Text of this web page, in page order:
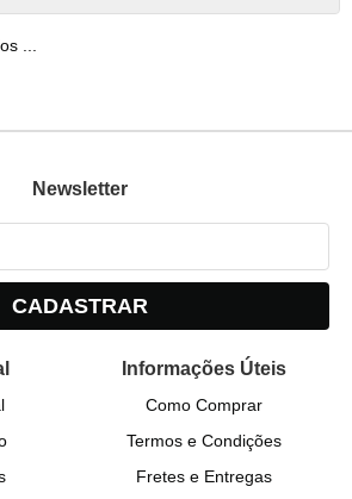
...
Newsletter
CADASTRAR
Informações Úteis
Como Comprar
Termos e Condições
Fretes e Entregas